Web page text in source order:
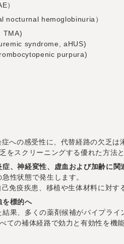
）
nocturnal hemoglobinuria）
TMA)
syndrome, aHUS)
purpura)
への感受性に、代替経路の欠乏は
スクリーニングする優れた方法と
、神経変性、虚血および加齢に
性状態で発生します。
免疫疾患、移植や生体材料に対す
を標的へ
果、多くの薬剤候補がパイプライ
ての補体経路で効力と有効性を機